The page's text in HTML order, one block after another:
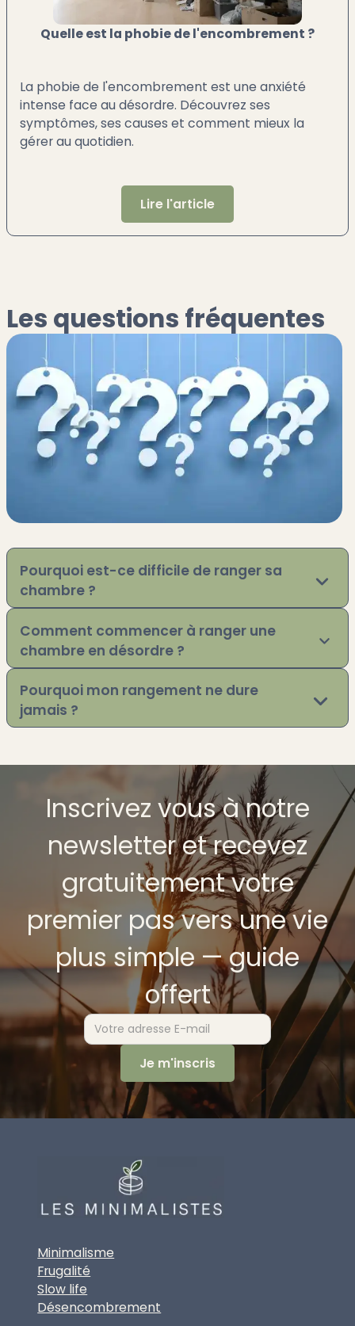
Quelle est la phobie de l'encombrement ?
La phobie de l'encombrement est une anxiété
intense face au désordre. Découvrez ses
symptômes, ses causes et comment mieux la
gérer au quotidien.
Lire l'article
Les questions fréquentes
Pourquoi est-ce difficile de ranger sa
chambre ?
Comment commencer à ranger une
chambre en désordre ?
Pourquoi mon rangement ne dure
jamais ?
Inscrivez vous à notre
newsletter et recevez
gratuitement votre
premier pas vers une vie
plus simple — guide
offert
Minimalisme
Frugalité
Slow life
Désencombrement